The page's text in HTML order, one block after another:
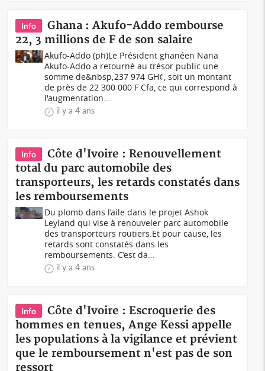
Info
Ghana : Akufo-Addo rembourse
22, 3 millions de F de son salaire
Akufo-Addo (ph)Le Président ghanéen Nana
Akufo-Addo a retourné au trésor public une
somme de&nbsp;237 974 GH¢, soit un montant
de près de 22 300 000 F Cfa, ce qui correspond à
l'augmentation...
il y a 4 ans
Info
Côte d'Ivoire : Renouvellement
total du parc automobile des
transporteurs, les retards constatés dans
les remboursements
Du plomb dans l’aile dans le projet Ashok
Leyland qui vise à renouveler parc automobile
des transporteurs routiers.Et pour cause, les
retards sont constatés dans les
remboursements. C’est da...
il y a 4 ans
Info
Côte d'Ivoire : Escroquerie des
hommes en tenues, Ange Kessi appelle
les populations à la vigilance et prévient
que le remboursement n'est pas de son
ressort